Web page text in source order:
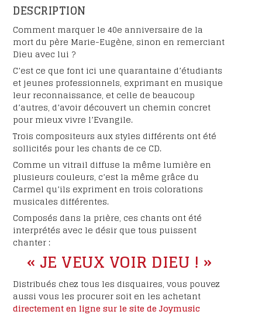
DESCRIPTION
Comment marquer le 40e anniversaire de la
mort du père Marie-Eugène, sinon en remerciant
Dieu avec lui ?
C’est ce que font ici une quarantaine d’étudiants
et jeunes professionnels, exprimant en musique
leur reconnaissance, et celle de beaucoup
d’autres, d’avoir découvert un chemin concret
pour mieux vivre l’Evangile.
Trois compositeurs aux styles différents ont été
sollicités pour les chants de ce CD.
Comme un vitrail diffuse la même lumière en
plusieurs couleurs, c’est la même grâce du
Carmel qu’ils expriment en trois colorations
musicales différentes.
Composés dans la prière, ces chants ont été
interprétés avec le désir que tous puissent
chanter :
« JE VEUX VOIR DIEU ! »
Distribués chez tous les disquaires, vous pouvez
aussi vous les procurer soit en les achetant
directement en ligne sur le site de Joymusic